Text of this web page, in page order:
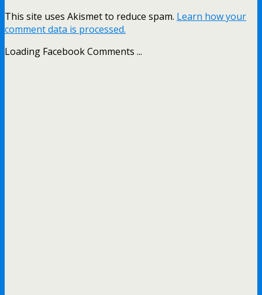
This site uses Akismet to reduce spam. Learn how your
comment data is processed.
Loading Facebook Comments ...